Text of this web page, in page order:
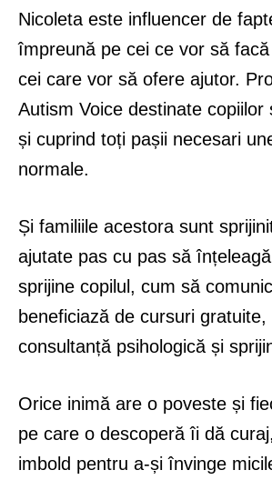
Nicoleta este influencer de
împreună pe cei ce vor să
cei care vor să ofere ajutor.
Autism Voice destinate copiilor
și cuprind toți pașii necesari
normale.
Și familiile acestora sunt
ajutate pas cu pas să
sprijine copilul, cum să
beneficiază de cursuri gratuite,
consultanță psihologică și
Orice inimă are o poveste și
pe care o descoperă îi dă
imbold pentru a-și învinge